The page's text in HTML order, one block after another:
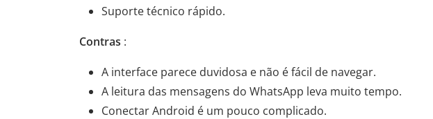
Suporte técnico rápido.
Contras :
A interface parece duvidosa e não é fácil de navegar.
A leitura das mensagens do WhatsApp leva muito tempo.
Conectar Android é um pouco complicado.